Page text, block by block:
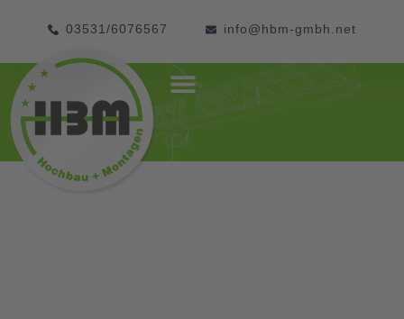
03531/6076567 info@hbm-gmbh.net